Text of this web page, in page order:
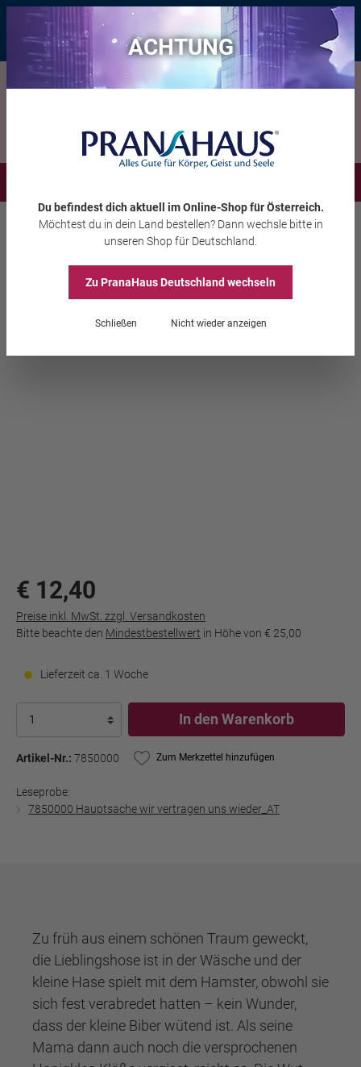
Bis zu 20 € Rabatt* mit dem Vorteils-Codeeintauchen , gültig bis
11.08.2026
Bücher Kinderbücher
Hauptsache wir vertragen
uns wieder
€ 12,40
Preise inkl. MwSt. zzgl. Versandkosten
Bitte beachte den Mindestbestellwert in Höhe von € 25,00
Lieferzeit ca. 1 Woche
In den Warenkorb
Artikel-Nr.: 7850000 Zum Merkzettel hinzufügen
Leseprobe:
7850000 Hauptsache wir vertragen uns wieder_AT
Zu früh aus einem schönen Traum geweckt,
die Lieblingshose ist in der Wäsche und der
kleine Hase spielt mit dem Hamster, obwohl sie
sich fest verabredet hatten – kein Wunder,
dass der kleine Biber wütend ist. Als seine
Mama dann auch noch die versprochenen
ACHTUNG
Du befindest dich aktuell im Online-Shopfür Österreich.
Möchtest du in dein Land bestellen? Dann wechsle bitte in
unseren Shop für Deutschland
Zu PranaHausDeutschland wechseln
Schließen Nicht wieder anzeigen